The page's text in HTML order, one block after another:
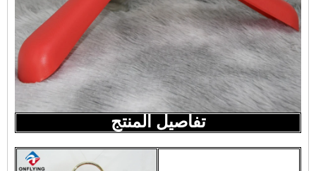
تفاصيل المنتج